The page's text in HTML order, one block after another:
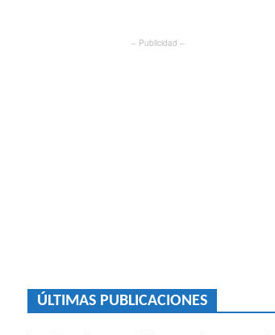
– Publicidad –
ÚLTIMAS PUBLICACIONES